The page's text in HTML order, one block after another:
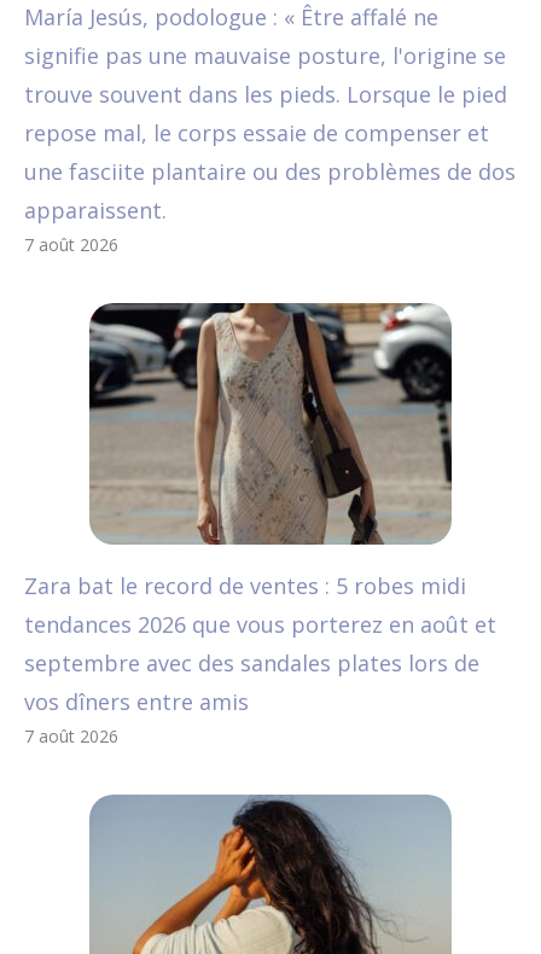
María Jesús, podologue : « Être affalé ne
signifie pas une mauvaise posture, l'origine se
trouve souvent dans les pieds. Lorsque le pied
repose mal, le corps essaie de compenser et
une fasciite plantaire ou des problèmes de dos
apparaissent.
7 août 2026
Zara bat le record de ventes : 5 robes midi
tendances 2026 que vous porterez en août et
septembre avec des sandales plates lors de
vos dîners entre amis
7 août 2026